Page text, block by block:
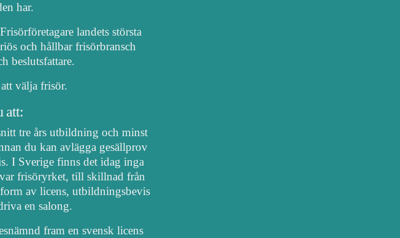
har.
landets största
och hållbar frisörbransch
beslutsfattare.
välja frisör.
att:
tre års utbildning och minst
du kan avlägga gesällprov
I Sverige finns det idag inga
frisöryrket, till skillnad från
av licens, utbildningsbevis
en salong.
fram en svensk licens